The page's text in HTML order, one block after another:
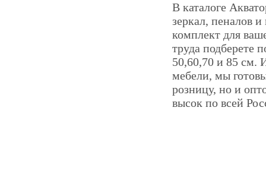
В каталоге
зеркал, пеналов
комплект для
труда подберете
50,60,70 и 85 см.
мебели, мы
розницу, но и
высок по всей